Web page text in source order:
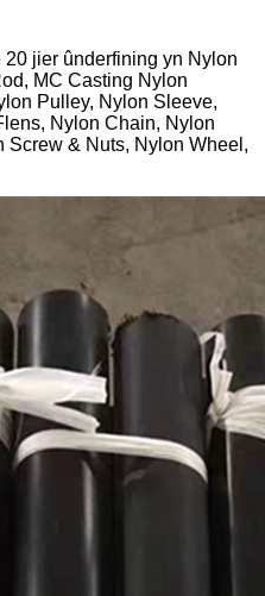
jier ûnderfining yn Nylon
MC Casting Nylon
Pulley, Nylon Sleeve,
Nylon Chain, Nylon
& Nuts, Nylon Wheel,